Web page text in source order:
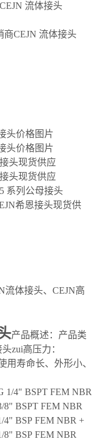
流体接头
CEJN 流体接头
头价格图片
头价格图片
头现货供应
头现货供应
系列公母接头
希恩接头现货供
流体接头、CEJN高
产品概述：产品类
zui高压力：
用寿命长、外形小、
1/4" BSPT FEM NBR
8" BSPT FEM NBR
4" BSP FEM NBR +
8" BSP FEM NBR